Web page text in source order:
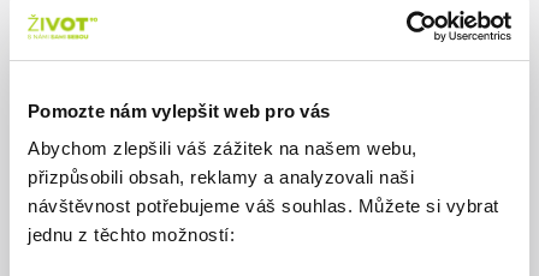
Pomozte nám vylepšit web pro vás
Abychom zlepšili váš zážitek na našem webu,
přizpůsobili obsah, reklamy a analyzovali naši
návštěvnost potřebujeme váš souhlas. Můžete si vybrat
jednu z těchto možností: